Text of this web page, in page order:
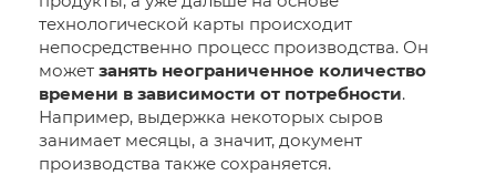
технологической карты происходит
непосредственно процесс производства. Он
может занять неограниченное количество
времени в зависимости от потребности.
Например, выдержка некоторых сыров
занимает месяцы, а значит, документ
производства также сохраняется.